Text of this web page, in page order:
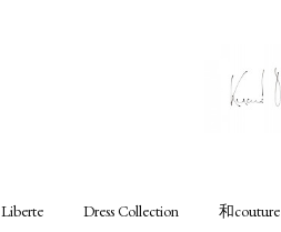
Liberte Dress Collection 和couture